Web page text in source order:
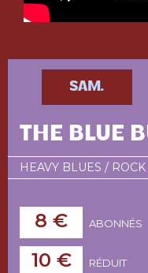
SAM.
THE BLUE
HEAVY BLUES / ROCK
8 € ABONNÉS
10 € RÉDUIT